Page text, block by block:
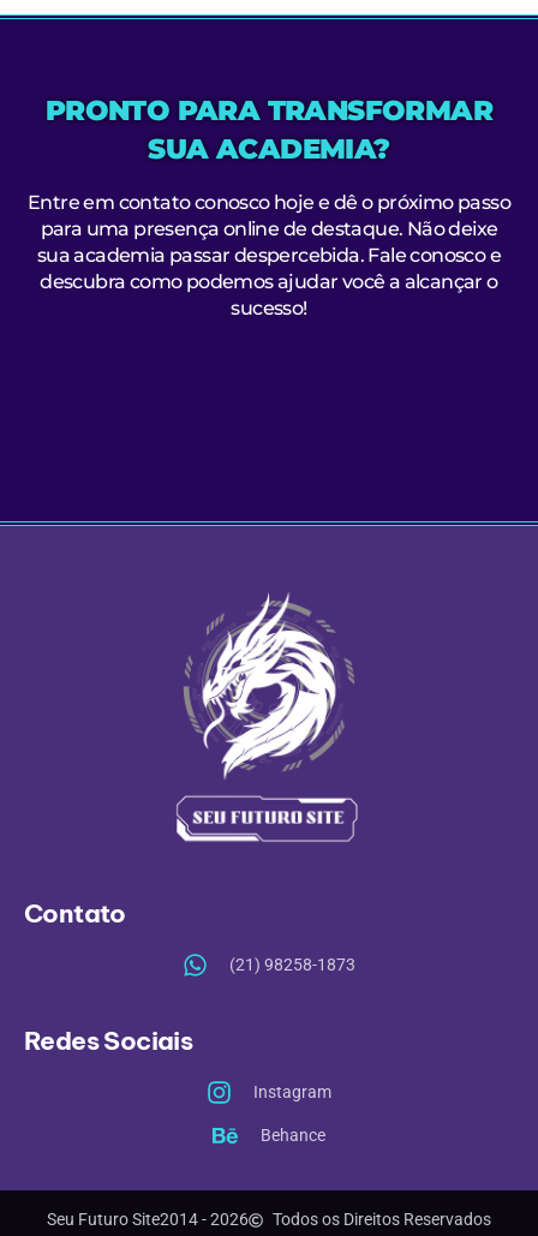
PRONTO PARA TRANSFORMAR
SUA ACADEMIA?
Entre em contato conosco hoje e dê o próximo passo
para uma presença online de destaque. Não deixe
sua academia passar despercebida. Fale conosco e
descubra como podemos ajudar você a alcançar o
sucesso!
Contato
(21) 98258-1873
Redes Sociais
Instagram
Behance
Seu Futuro Site2014 - 2026 Todos os Direitos Reservados